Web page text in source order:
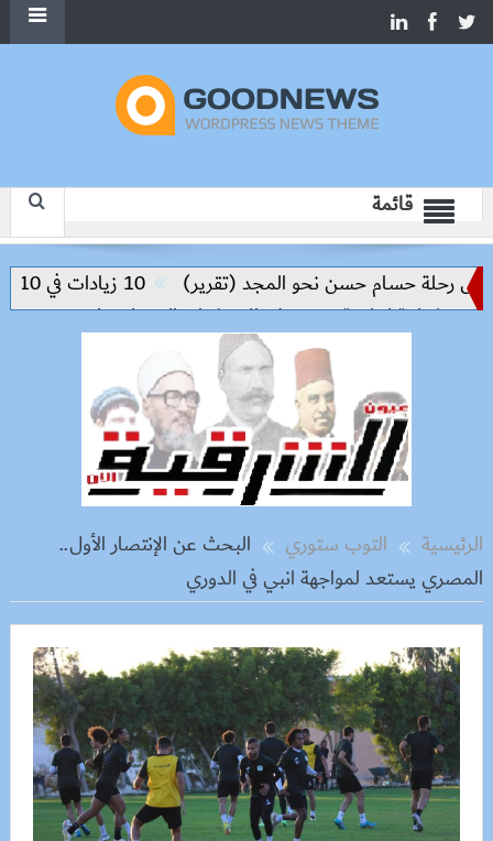
قائمة
رحلة حسام حسن نحو المجد (تقرير)
10 زيادات في 10 سنوات.. هل حان الوقت لرفع دعم البنزين نهائيا؟
إنتاجية ترتكز على الاستثمار والتكنولوجيا
الرئيسية التوب ستوري
البحث عن الإنتصار الأول..
المصري يستعد لمواجهة انبي في الدوري